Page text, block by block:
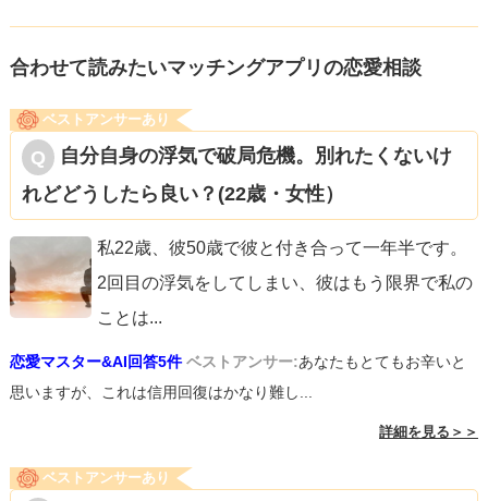
合わせて読みたいマッチングアプリの恋愛相談
ベストアンサーあり
自分自身の浮気で破局危機。別れたくないけ
れどどうしたら良い？(22歳・女性）
私22歳、彼50歳で彼と付き合って一年半です。
2回目の浮気をしてしまい、彼はもう限界で私の
ことは...
恋愛マスター&AI回答5件 ベストアンサー:あなたもとてもお辛いと
思いますが、これは信用回復はかなり難し...
詳細を見る＞＞
ベストアンサーあり